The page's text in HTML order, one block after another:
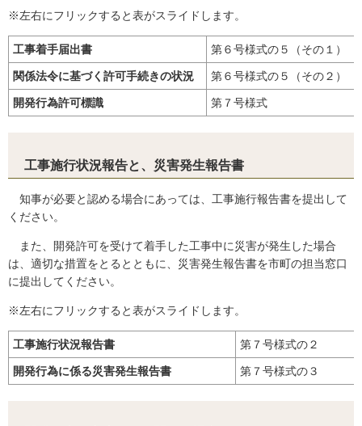
※左右にフリックすると表がスライドします。
工事着手届出書 第６号様式の５（その１）
関係法令に基づく許可手続きの状況 第６号様式の５（その２）
開発行為許可標識 第７号様式
工事施行状況報告と、災害発生報告書
知事が必要と認める場合にあっては、工事施行報告書を提出して
ください。
また、開発許可を受けて着手した工事中に災害が発生した場合
は、適切な措置をとるとともに、災害発生報告書を市町の担当窓口
に提出してください。
※左右にフリックすると表がスライドします。
工事施行状況報告書 第７号様式の２
開発行為に係る災害発生報告書 第７号様式の３